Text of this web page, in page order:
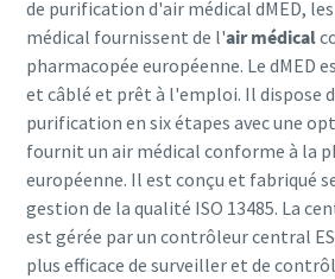
de purification d'air médical dMED,
médical fournissent de l'air médical
pharmacopée européenne. Le dMED
et câblé et prêt à l'emploi. Il dispose
purification en six étapes avec une
fournit un air médical conforme à la
européenne. Il est conçu et fabriqué
gestion de la qualité ISO 13485. La
est gérée par un contrôleur central
plus efficace de surveiller et de